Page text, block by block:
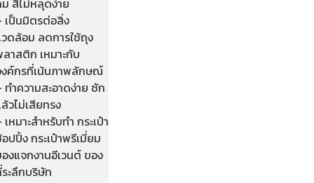
เป็นมิตรต่อสิ่ง
ดล้อม ลดการใช้ถุง
าสติก เหมาะกับ
ค์กรที่เน้นภาพลักษณ์
ทำความสะอาดง่าย ซัก
วไม่เสียทรง
เหมาะสำหรับทำ กระเป๋า
ปปิ้ง กระเป๋าพรีเมี่ยม
งแจกงานอีเวนต์ ของ
ะลึกบริษัท